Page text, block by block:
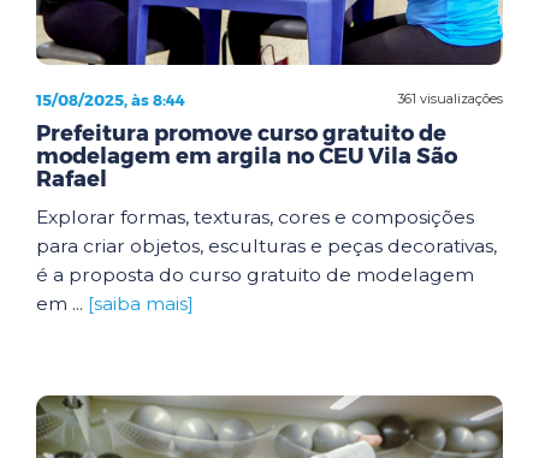
361 visualizações
15/08/2025, às 8:44
Prefeitura promove curso gratuito de
modelagem em argila no CEU Vila São
Rafael
Explorar formas, texturas, cores e composições
para criar objetos, esculturas e peças decorativas,
é a proposta do curso gratuito de modelagem
em ... [saiba mais]